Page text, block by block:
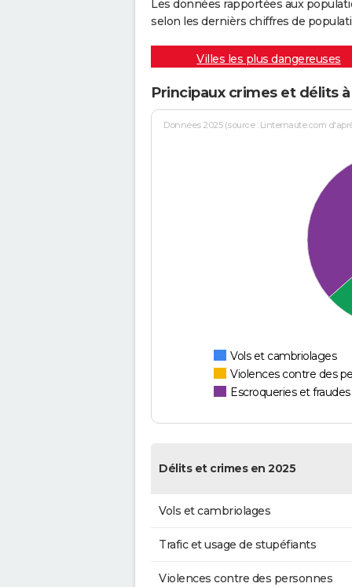
Les données rapportées aux
selon les dernièrs chiffres de
Villes les plus dangereuses
Principaux crimes et délits
Données 2025 (source : Linternaute.com
Vols et cambriolages
Violences contre des
Escroqueries et fraudes
Délits et crimes en 2025
Vols et cambriolages
Trafic et usage de stupéfiants
Violences contre des personnes